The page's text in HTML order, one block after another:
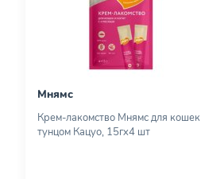
Мнямс
Крем-лакомство Мнямс для кошек
тунцом Кацуо, 15гх4 шт